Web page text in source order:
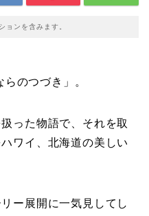
ョンを含みます。
のつづき」。
った物語で、それを取
ワイ、北海道の美しい
ー展開に一気見してし